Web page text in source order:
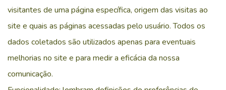
visitantes de uma página específica, origem das visitas ao
site e quais as páginas acessadas pelo usuário. Todos os
dados coletados são utilizados apenas para eventuais
melhorias no site e para medir a eficácia da nossa
comunicação.